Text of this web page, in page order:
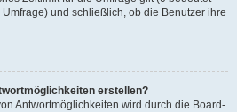
und schließlich, ob die Benutzer ihre
erstellen?
Antwortmöglichkeiten wird durch die Board-